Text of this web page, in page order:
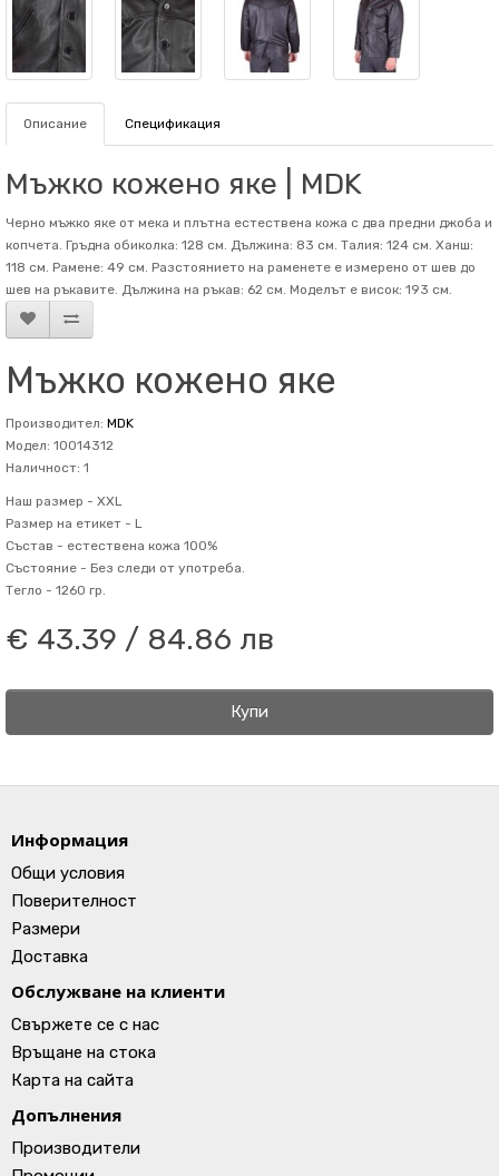
Описание Спецификация
Мъжко кожено яке | MDK
Черно мъжко яке от мека и плътна естествена кожа с два предни джоба и
копчета. Гръдна обиколка: 128 см. Дължина: 83 см. Талия: 124 см. Ханш:
118 см. Рамене: 49 см. Разстоянието на раменете е измерено от шев до
шев на ръкавите. Дължина на ръкав: 62 см. Mоделът е висок: 193 см.
Мъжко кожено яке
Производител: MDK
Модел: 10014312
Наличност: 1
Наш размер - XXL
Размер на етикет - L
Състав - естествена кожа 100%
Състояние - Без следи от употреба.
Тегло - 1260 гр.
€ 43.39 / 84.86 лв
Купи
Информация
Общи условия
Поверителност
Размери
Доставка
Обслужване на клиенти
Свържете се с нас
Връщане на стока
Карта на сайта
Допълнения
Производители